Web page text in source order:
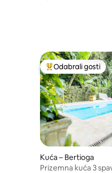
Među najviše
Odabrali gosti
Kuća – Bertioga
Prizemna kuća 3